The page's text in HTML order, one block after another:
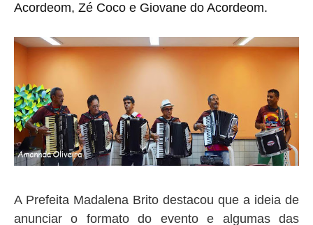
Acordeom, Zé Coco e Giovane do Acordeom.
A Prefeita Madalena Brito destacou que a ideia de
anunciar o formato do evento e algumas das